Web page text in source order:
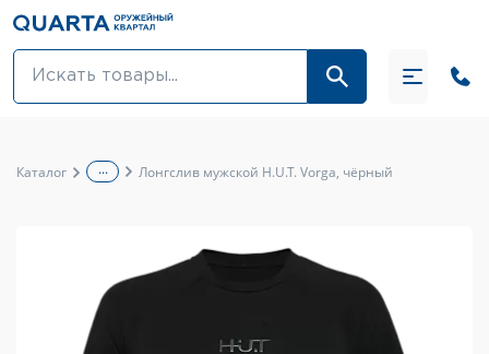
Оптовикам
Оружие и патроны
Одежда
Средства для ухода за оружием
Каталог ... Лонгслив мужской H.U.T. Vorga, чёрный